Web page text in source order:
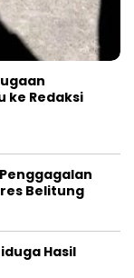
ke Redaksi
Belitung
Hasil